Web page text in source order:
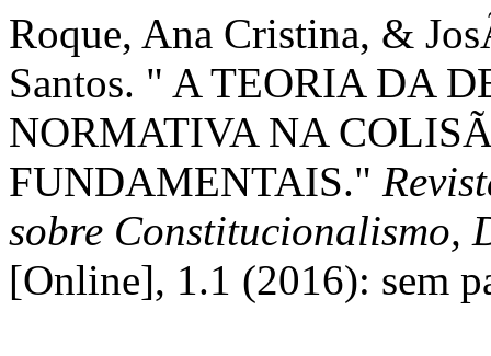
Roque, Ana Cristina, &
Santos. " A TEORIA DA
NORMATIVA NA
FUNDAMENTAIS."
sobre Constitucionalismo,
[Online], 1.1 (2016): sem